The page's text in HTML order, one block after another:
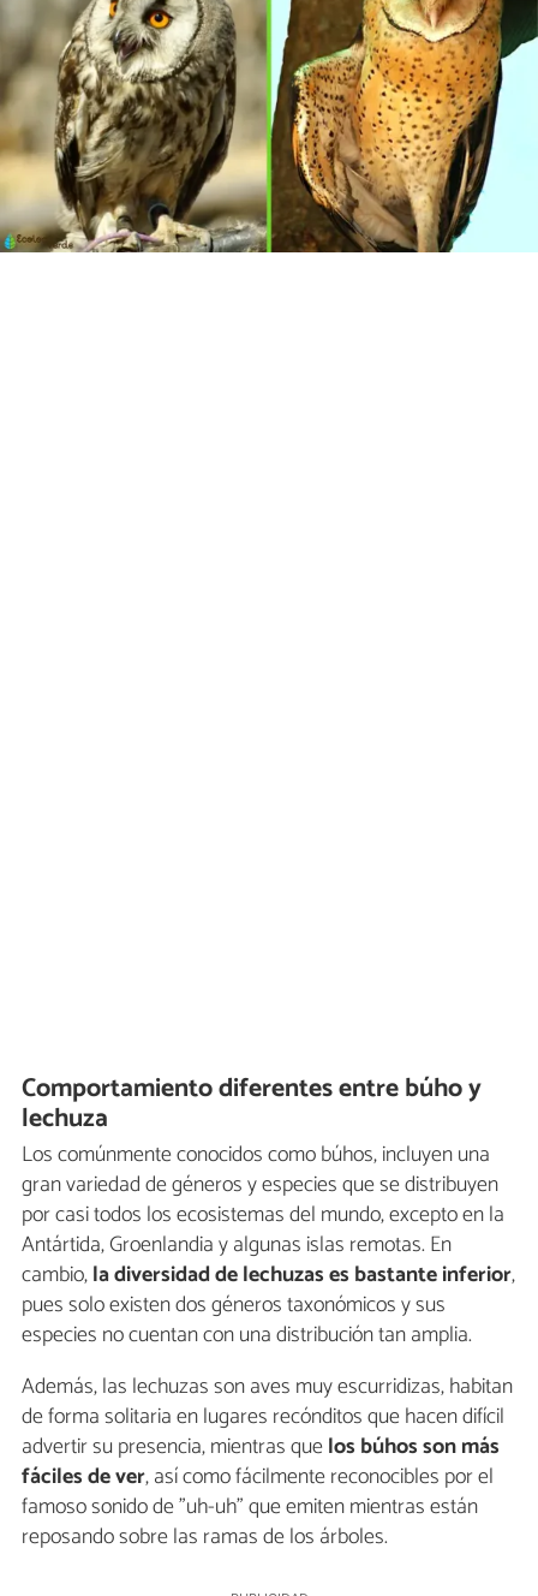
Comportamiento diferentes entre búho y
lechuza
Los comúnmente conocidos como búhos, incluyen una
gran variedad de géneros y especies que se distribuyen
por casi todos los ecosistemas del mundo, excepto en la
Antártida, Groenlandia y algunas islas remotas. En
cambio,la diversidad de lechuzas es bastante inferior,
pues solo existen dos géneros taxonómicos y sus
especies no cuentan con una distribución tan amplia.
Además, las lechuzas son aves muy escurridizas, habitan
de forma solitaria en lugares recónditos que hacen difícil
advertir su presencia, mientras quelos búhos son más
fáciles de ver, así como fácilmente reconocibles por el
famoso sonido de "uh-uh" que emiten mientras están
reposando sobre las ramas de los árboles.